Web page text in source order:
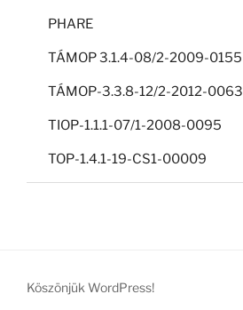
PHARE
TÁMOP 3.1.4-08/2-2009-0155
TÁMOP-3.3.8-12/2-2012-0063
TIOP-1.1.1-07/1-2008-0095
TOP-1.4.1-19-CS1-00009
Köszönjük WordPress!